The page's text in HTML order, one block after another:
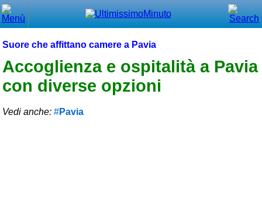
Suore che affittano camere a Pavia
Accoglienza e ospitalità a Pavia
con diverse opzioni
Vedi anche: Pavia
Menù principale
⌂ Home
🕐 Last Minute
🕐 First Minute